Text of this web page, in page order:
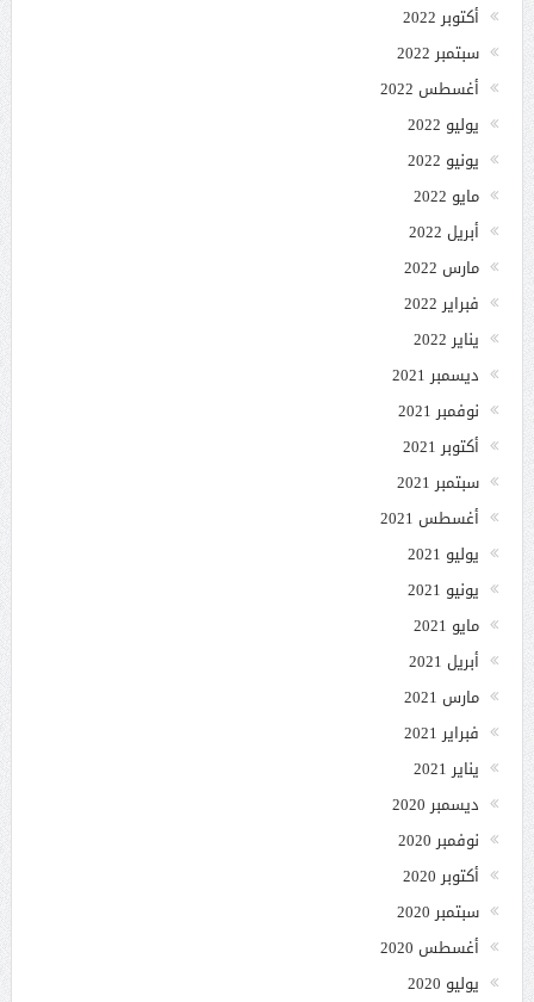
أكتوبر 2022
سبتمبر 2022
أغسطس 2022
يوليو 2022
يونيو 2022
مايو 2022
أبريل 2022
مارس 2022
فبراير 2022
يناير 2022
ديسمبر 2021
نوفمبر 2021
أكتوبر 2021
سبتمبر 2021
أغسطس 2021
يوليو 2021
يونيو 2021
مايو 2021
أبريل 2021
مارس 2021
فبراير 2021
يناير 2021
ديسمبر 2020
نوفمبر 2020
أكتوبر 2020
سبتمبر 2020
أغسطس 2020
يوليو 2020